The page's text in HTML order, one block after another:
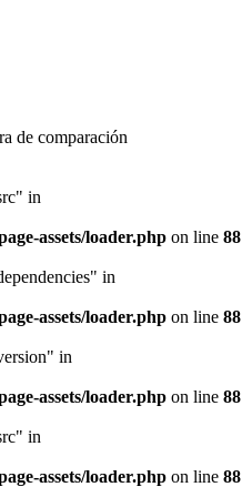
de comparación
in
assets/loader.php on line 88
in
assets/loader.php on line 88
in
assets/loader.php on line 88
in
assets/loader.php on line 88